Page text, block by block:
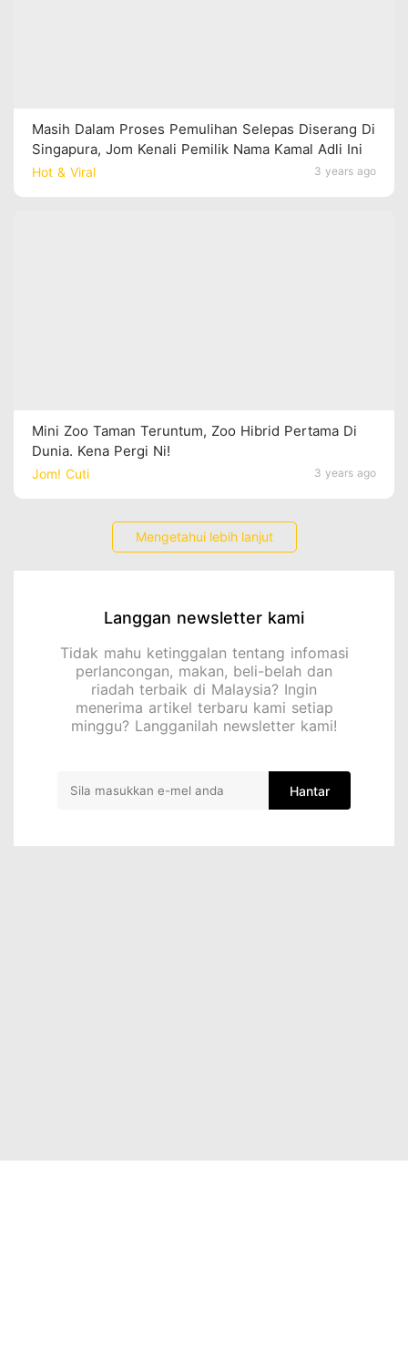
Hot & Viral 3 years ago
Masih Dalam Proses Pemulihan Selepas Diserang Di
Singapura, Jom Kenali Pemilik Nama Kamal Adli Ini
Jom! Cuti 3 years ago
Mini Zoo Taman Teruntum, Zoo Hibrid Pertama Di
Dunia. Kena Pergi Ni!
Mengetahui lebih lanjut
Langgan newsletter kami
Tidak mahu ketinggalan tentang infomasi
perlancongan, makan, beli-belah dan
riadah terbaik di Malaysia? Ingin
menerima artikel terbaru kami setiap
minggu? Langganilah newsletter kami!
Hantar